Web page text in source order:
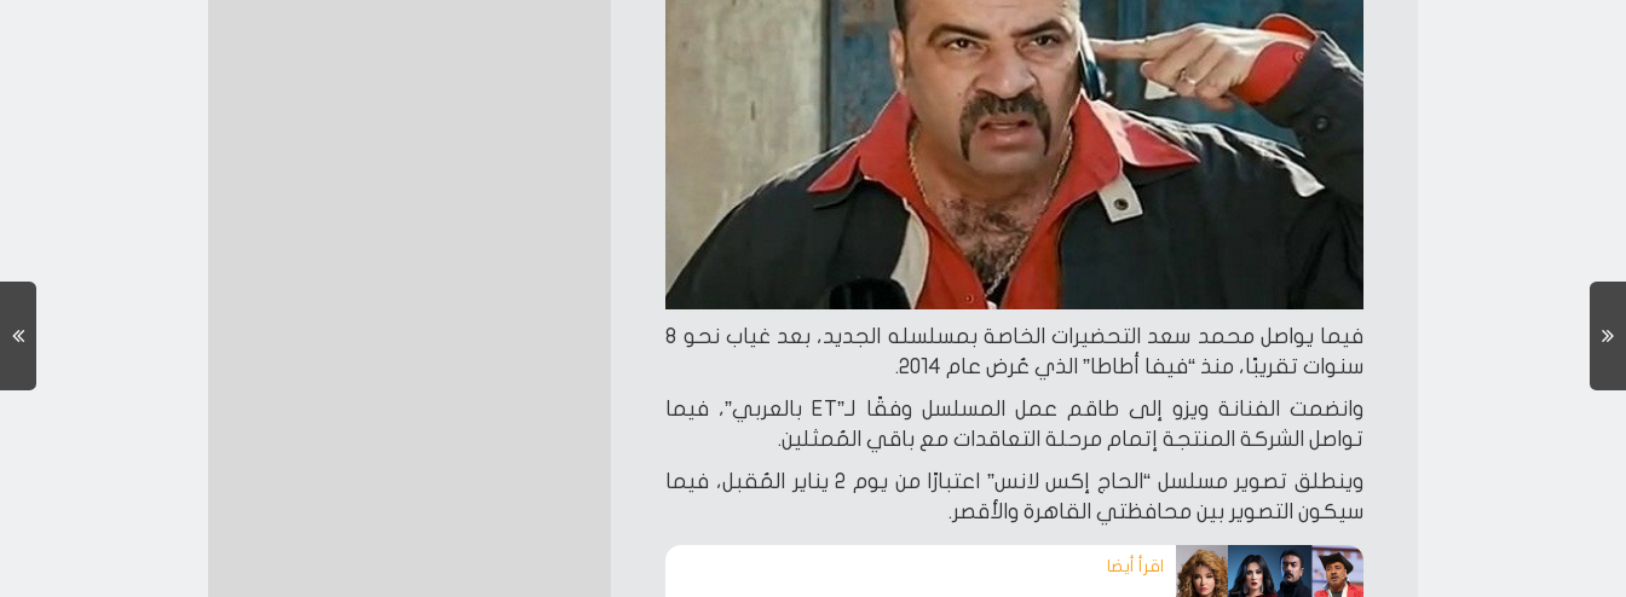
فيما يواصل محمد سعد التحضيرات الخاصة بمسلسله الجديد، بعد غياب نحو 8
سنوات تقريبًا، منذ “فيفا أطاطا” الذي عُرض عام 2014.
وانضمت الفنانة ويزو إلى طاقم عمل المسلسل وفقًا لـ”ET بالعربي”، فيما
تواصل الشركة المنتجة إتمام مرحلة التعاقدات مع باقي المُمثلين.
وينطلق تصوير مسلسل “الحاج إكس لانس” اعتبارًا من يوم 2 يناير المُقبل، فيما
سيكون التصوير بين محافظتي القاهرة والأقصر.
اقرأ أيضا‎